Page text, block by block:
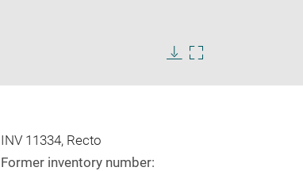
imageimage
INV 11334, Recto
Former inventory number: